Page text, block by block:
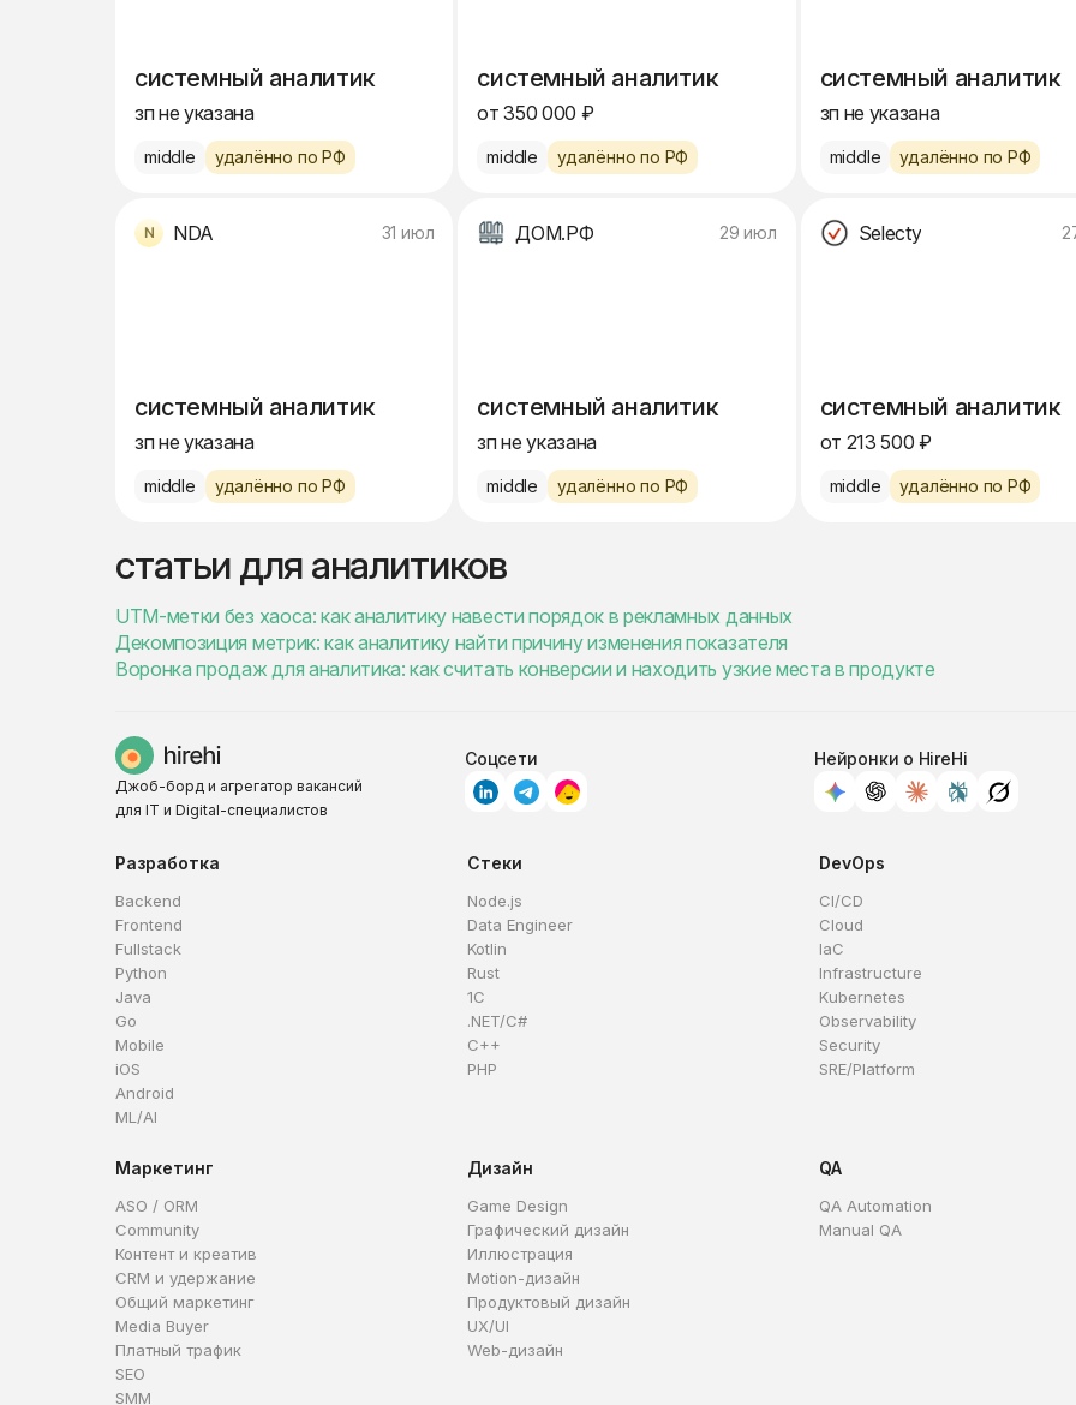
системный аналитик
зп не указана
middle удалённо по РФ
системный аналитик
от 350 000 ₽
middle удалённо по РФ
системный аналитик
зп не указана
middle удалённо по РФ
NDA 31 июл
системный аналитик
зп не указана
middle удалённо по РФ
ДОМ.РФ 29 июл
системный аналитик
зп не указана
middle удалённо по РФ
Selecty
системный аналитик
от 213 500 ₽
middle удалённо по РФ
статьи для аналитиков
UTM-метки без хаоса: как аналитику навести порядок в рекламных данных
Декомпозиция метрик: как аналитику найти причину изменения показателя
Воронка продаж для аналитика: как считать конверсии и находить узкие места в продукте
Джоб-борд и агрегатор вакансий
для IT и Digital-специалистов
Соцсети Нейронки о HireHi
Разработка
Backend
Frontend
Fullstack
Python
Java
Go
Mobile
iOS
Android
ML/AI
Стеки
Node.js
Data Engineer
Kotlin
Rust
1C
.NET/C#
C++
PHP
DevOps
CI/CD
Cloud
IaC
Infrastructure
Kubernetes
Observability
Security
SRE/Platform
Маркетинг
ASO / ORM
Community
Контент и креатив
CRM и удержание
Общий маркетинг
Media Buyer
Платный трафик
SEO
SMM
Дизайн
Game Design
Графический дизайн
Иллюстрация
Motion-дизайн
Продуктовый дизайн
UX/UI
Web-дизайн
QA
QA Automation
Manual QA